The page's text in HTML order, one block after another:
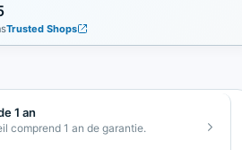
Trusted Shops
1 an
comprend 1 an de garantie.